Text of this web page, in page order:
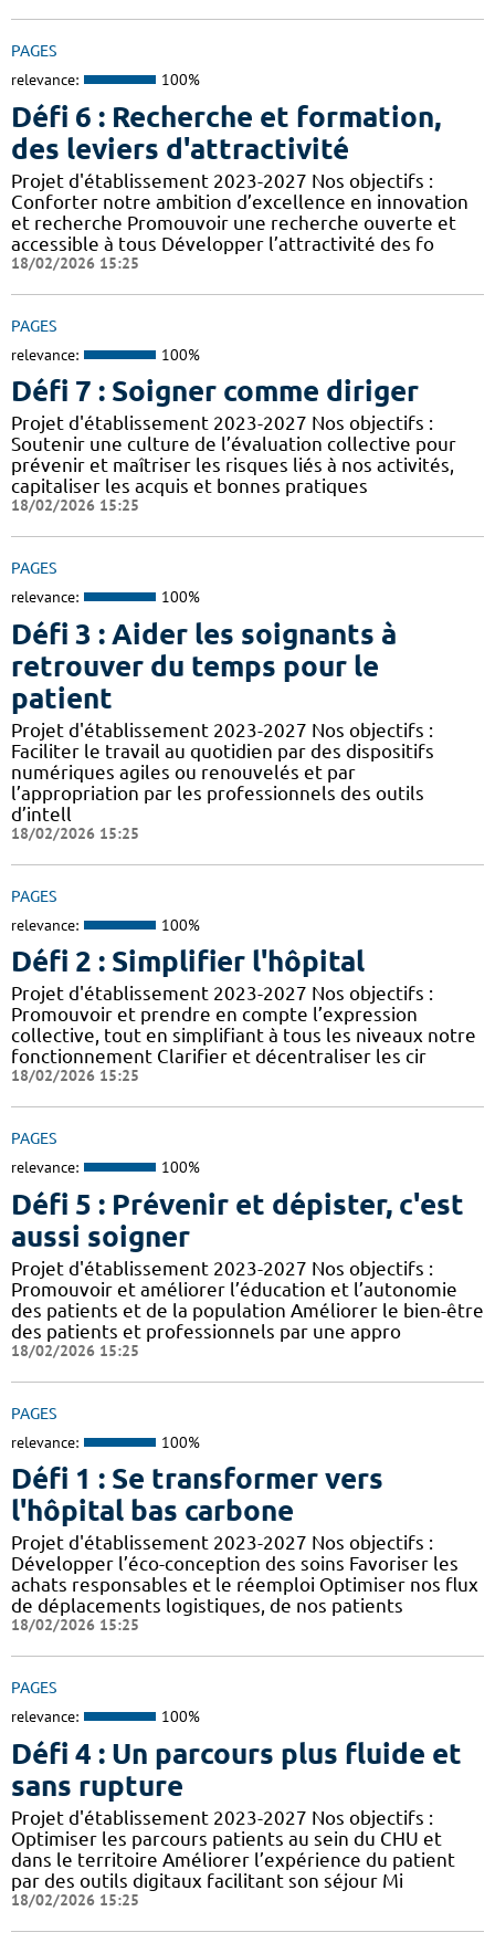
PAGES
relevance: 100%
Défi 6 : Recherche et formation,
des leviers d'attractivité
Projet d'établissement 2023-2027 Nos objectifs :
Conforter notre ambition d’excellence en innovation
et recherche Promouvoir une recherche ouverte et
accessible à tous Développer l’attractivité des fo
18/02/2026 15:25
PAGES
relevance: 100%
Défi 7 : Soigner comme diriger
Projet d'établissement 2023-2027 Nos objectifs :
Soutenir une culture de l’évaluation collective pour
prévenir et maîtriser les risques liés à nos activités,
capitaliser les acquis et bonnes pratiques
18/02/2026 15:25
PAGES
relevance: 100%
Défi 3 : Aider les soignants à
retrouver du temps pour le
patient
Projet d'établissement 2023-2027 Nos objectifs :
Faciliter le travail au quotidien par des dispositifs
numériques agiles ou renouvelés et par
l’appropriation par les professionnels des outils
d’intell
18/02/2026 15:25
PAGES
relevance: 100%
Défi 2 : Simplifier l'hôpital
Projet d'établissement 2023-2027 Nos objectifs :
Promouvoir et prendre en compte l’expression
collective, tout en simplifiant à tous les niveaux notre
fonctionnement Clarifier et décentraliser les cir
18/02/2026 15:25
PAGES
relevance: 100%
Défi 5 : Prévenir et dépister, c'est
aussi soigner
Projet d'établissement 2023-2027 Nos objectifs :
Promouvoir et améliorer l’éducation et l’autonomie
des patients et de la population Améliorer le bien-être
des patients et professionnels par une appro
18/02/2026 15:25
PAGES
relevance: 100%
Défi 1 : Se transformer vers
l'hôpital bas carbone
Projet d'établissement 2023-2027 Nos objectifs :
Développer l’éco-conception des soins Favoriser les
achats responsables et le réemploi Optimiser nos flux
de déplacements logistiques, de nos patients
18/02/2026 15:25
PAGES
relevance: 100%
Défi 4 : Un parcours plus fluide et
sans rupture
Projet d'établissement 2023-2027 Nos objectifs :
Optimiser les parcours patients au sein du CHU et
dans le territoire Améliorer l’expérience du patient
par des outils digitaux facilitant son séjour Mi
18/02/2026 15:25